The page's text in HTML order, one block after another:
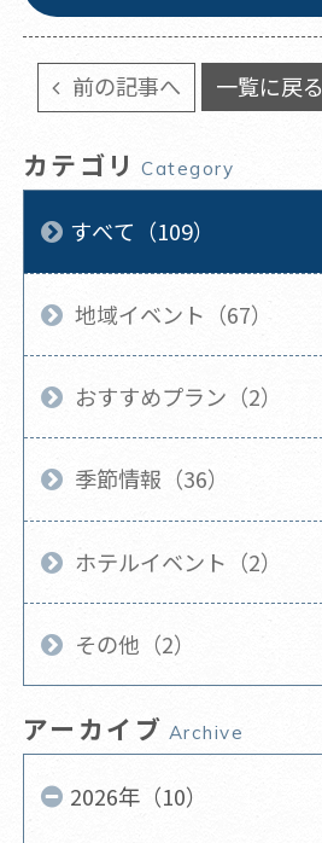
前の記事へ 一覧に戻る
カテゴリ Category
すべて（109）
地域イベント（67）
おすすめプラン（2）
季節情報（36）
ホテルイベント（2）
その他（2）
アーカイブ Archive
2026年（10）